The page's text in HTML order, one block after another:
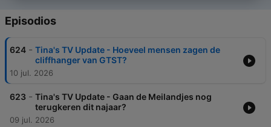
Episodios
624 - Tina's TV Update - Hoeveel mensen zagen de
cliffhanger van GTST?
10 jul. 2026
623 - Tina's TV Update - Gaan de Meilandjes nog
terugkeren dit najaar?
09 jul. 2026